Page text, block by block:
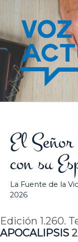
contenido
El Señor
con su
La Fuente de la
2026
Edición 1.260.
APOCALIPSIS